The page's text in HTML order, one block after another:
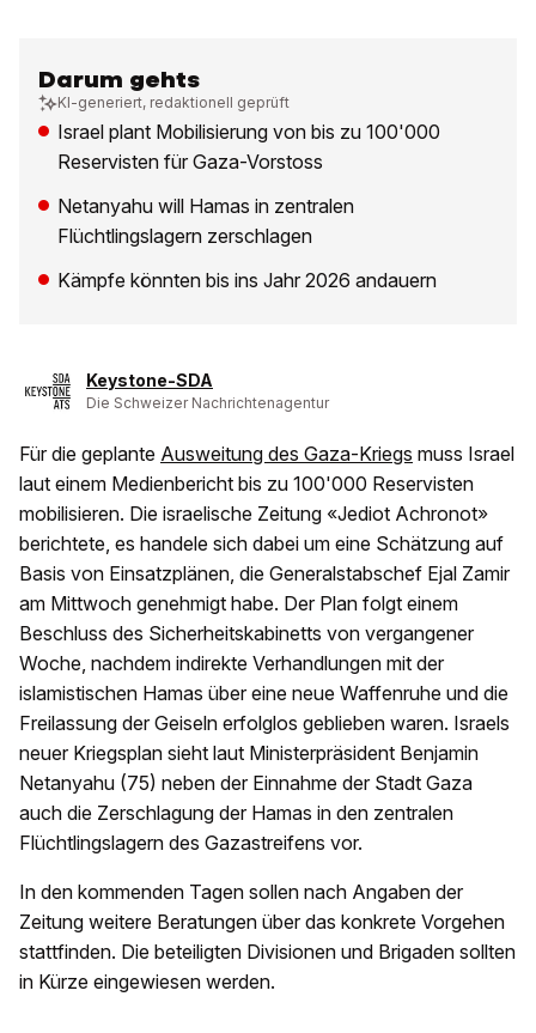
Darum gehts
KI-generiert, redaktionell geprüft
Israel plant Mobilisierung von bis zu 100'000
Reservisten für Gaza-Vorstoss
Netanyahu will Hamas in zentralen
Flüchtlingslagern zerschlagen
Kämpfe könnten bis ins Jahr 2026 andauern
Keystone-SDA
Die Schweizer Nachrichtenagentur
Für die geplante Ausweitung des Gaza-Kriegs muss Israel
laut einem Medienbericht bis zu 100'000 Reservisten
mobilisieren. Die israelische Zeitung «Jediot Achronot»
berichtete, es handele sich dabei um eine Schätzung auf
Basis von Einsatzplänen, die Generalstabschef Ejal Zamir
am Mittwoch genehmigt habe. Der Plan folgt einem
Beschluss des Sicherheitskabinetts von vergangener
Woche, nachdem indirekte Verhandlungen mit der
islamistischen Hamas über eine neue Waffenruhe und die
Freilassung der Geiseln erfolglos geblieben waren. Israels
neuer Kriegsplan sieht laut Ministerpräsident Benjamin
Netanyahu (75) neben der Einnahme der Stadt Gaza
auch die Zerschlagung der Hamas in den zentralen
Flüchtlingslagern des Gazastreifens vor.
In den kommenden Tagen sollen nach Angaben der
Zeitung weitere Beratungen über das konkrete Vorgehen
stattfinden. Die beteiligten Divisionen und Brigaden sollten
in Kürze eingewiesen werden.